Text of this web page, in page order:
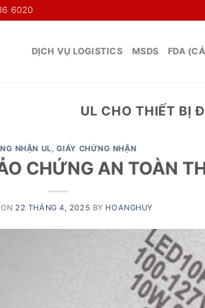
6020
DỊCH VỤ LOGISTICS MSDS FDA
UL CHO THIẾT BỊ
NHẬN UL, GIẤY CHỨNG NHẬN
CHỨNG AN TOÀN
22 THÁNG 4, 2025 BY HOANGHUY